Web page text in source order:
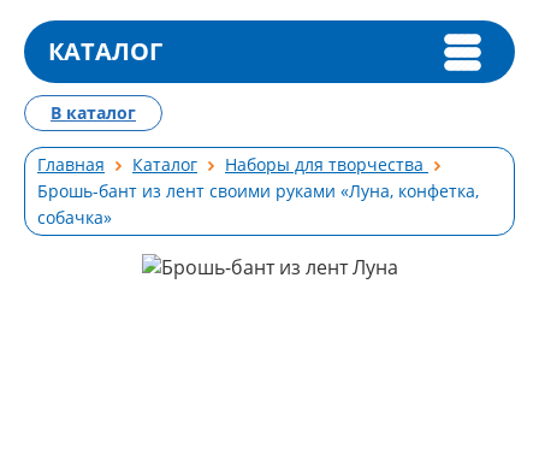
КАТАЛОГ
Главная Каталог
Наборы для творчества
Брошь-бант из лент своими руками «Луна, конфетка,
собачка»
В каталог